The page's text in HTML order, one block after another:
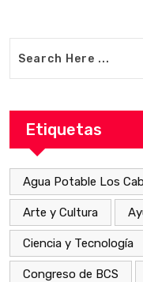
Etiquetas
Agua Potable Los
Arte y Cultura
Ciencia y Tecnología
Congreso de BCS